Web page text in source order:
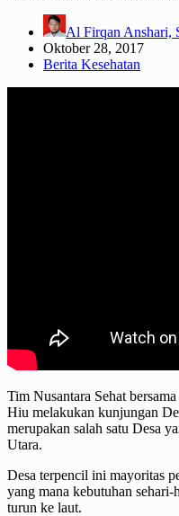
Al Firqan Anshari,
Oktober 28, 2017
Berita Kesehatan
Tim Nusantara Sehat
Hiu melakukan kunjungan
merupakan salah satu Desa
Utara.
Desa terpencil ini mayoritas
yang mana kebutuhan
turun ke laut.